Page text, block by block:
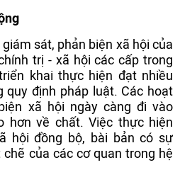
sát, phản biện xã hội của
trị - xã hội các cấp trong
khai thực hiện đạt nhiều
quy định pháp luật. Các hoạt
xã hội ngày càng đi vào
hơn về chất. Việc thực hiện
hội đồng bộ, bài bản có sự
của các cơ quan trong hệ